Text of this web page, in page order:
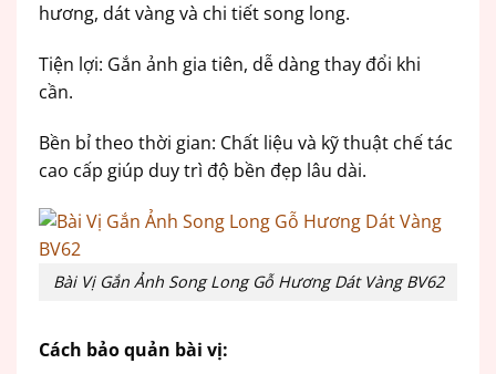
hương, dát vàng và chi tiết song long.
Tiện lợi: Gắn ảnh gia tiên, dễ dàng thay đổi khi
cần.
Bền bỉ theo thời gian: Chất liệu và kỹ thuật chế tác
cao cấp giúp duy trì độ bền đẹp lâu dài.
Bài Vị Gắn Ảnh Song Long Gỗ Hương Dát Vàng BV62
Cách bảo quản bài vị: